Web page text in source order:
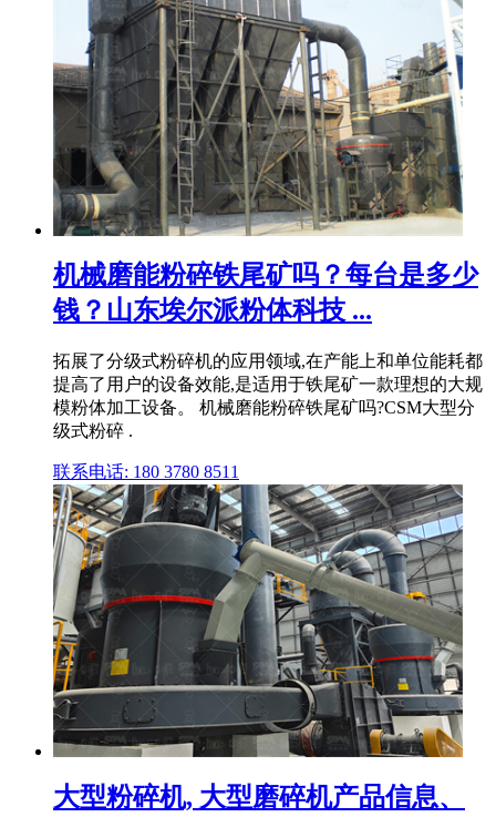
机械磨能粉碎铁尾矿吗？每台是多少
钱？山东埃尔派粉体科技 ...
拓展了分级式粉碎机的应用领域,在产能上和单位能耗都
提高了用户的设备效能,是适用于铁尾矿一款理想的大规
模粉体加工设备。 机械磨能粉碎铁尾矿吗?CSM大型分
级式粉碎 .
联系电话: 180 3780 8511
大型粉碎机, 大型磨碎机产品信息、